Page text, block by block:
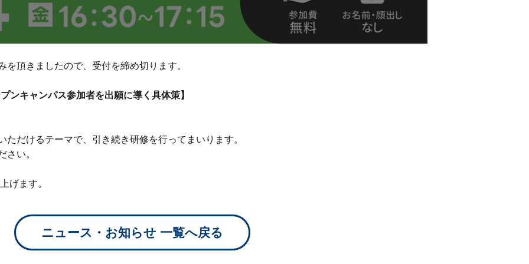
頂きましたので、受付を締め切ります。
ンキャンパス参加者を出願に導く具体策】
だけるテーマで、引き続き研修を行ってまいります。
さい。
げます。
ニュース・お知らせ 一覧へ戻る